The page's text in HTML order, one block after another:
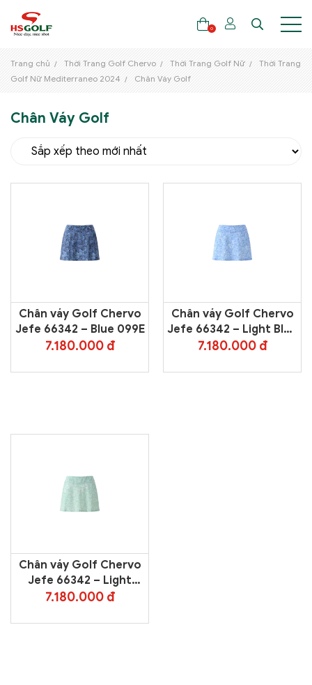
PHỤ KIỆN GOLF
0
Trang chủ Thời Trang Golf Chervo Thời Trang Golf Nữ
Thời Trang
Golf Nữ Mediterraneo 2024
Chân Váy Golf
Chân Váy Golf
Chân váy Golf Chervo
Jefe 66342 – Blue 099E
7.180.000 đ
Chân váy Golf Chervo
Jefe 66342 – Light Blue
100E
7.180.000 đ
Chân váy Golf Chervo
Jefe 66342 – Light
Green 04F
7.180.000 đ